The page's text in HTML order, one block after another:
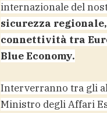
internazionale del
sicurezza
connettività tra
Blue Economy.
Interverranno tra gli
Ministro degli Affari